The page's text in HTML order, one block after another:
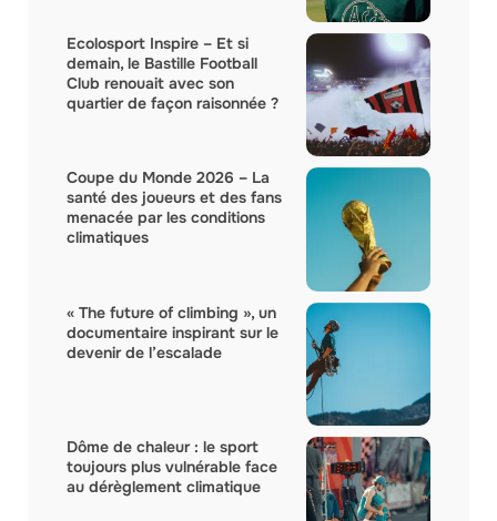
Ecolosport Inspire – Et si
demain, le Bastille Football
Club renouait avec son
quartier de façon raisonnée ?
Coupe du Monde 2026 – La
santé des joueurs et des fans
menacée par les conditions
climatiques
« The future of climbing », un
documentaire inspirant sur le
devenir de l’escalade
Dôme de chaleur : le sport
toujours plus vulnérable face
au dérèglement climatique